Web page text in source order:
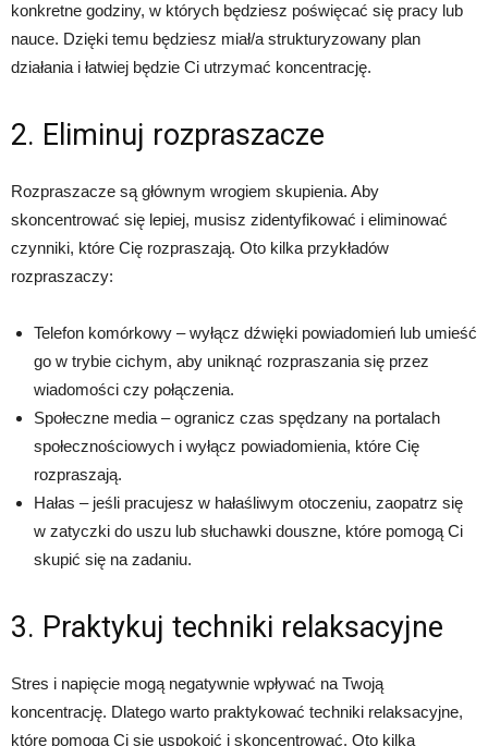
konkretne godziny, w których będziesz poświęcać się pracy lub
nauce. Dzięki temu będziesz miał/a strukturyzowany plan
działania i łatwiej będzie Ci utrzymać koncentrację.
2. Eliminuj rozpraszacze
Rozpraszacze są głównym wrogiem skupienia. Aby
skoncentrować się lepiej, musisz zidentyfikować i eliminować
czynniki, które Cię rozpraszają. Oto kilka przykładów
rozpraszaczy:
Telefon komórkowy – wyłącz dźwięki powiadomień lub umieść
go w trybie cichym, aby uniknąć rozpraszania się przez
wiadomości czy połączenia.
Społeczne media – ogranicz czas spędzany na portalach
społecznościowych i wyłącz powiadomienia, które Cię
rozpraszają.
Hałas – jeśli pracujesz w hałaśliwym otoczeniu, zaopatrz się
w zatyczki do uszu lub słuchawki douszne, które pomogą Ci
skupić się na zadaniu.
3. Praktykuj techniki relaksacyjne
Stres i napięcie mogą negatywnie wpływać na Twoją
koncentrację. Dlatego warto praktykować techniki relaksacyjne,
które pomogą Ci się uspokoić i skoncentrować. Oto kilka